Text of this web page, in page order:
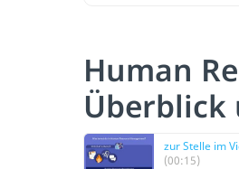
Human
Überblick
zur Stelle im
(00:15)